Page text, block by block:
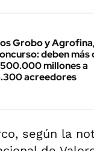
Grobo y
deben más
millones a
acreedores
según la